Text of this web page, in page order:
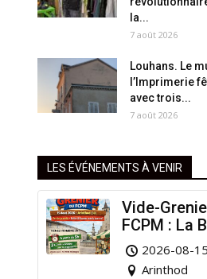
la...
7 août 2026
Louhans. Le
l’Imprimerie
avec trois...
7 août 2026
LES ÉVÉNEMENTS À VENIR
Vide-
FCPM : La
Affaire de
Arinthod !
2026-08-15
Arinthod